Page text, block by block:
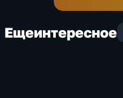
Ещеинтересное